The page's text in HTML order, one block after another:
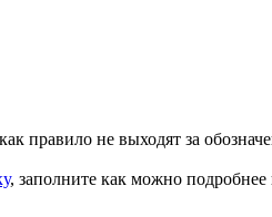
правило не выходят за
, заполните как можно